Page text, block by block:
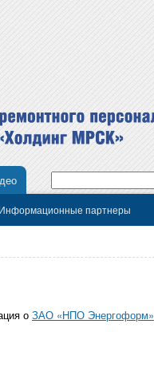
Информационные партнеры
о ЗАО «НПО Энергоформ»